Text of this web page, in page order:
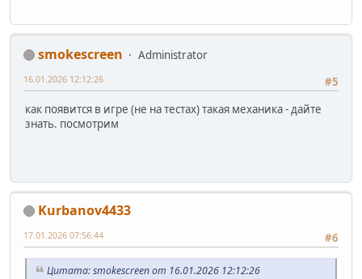
smokescreen
Administrator
#5
16.01.2026 12:12:26
как появится в игре (не на тестах) такая механика - дайте
знать. посмотрим
Kurbanov4433
#6
17.01.2026 07:56:44
Цитата: smokescreen от 16.01.2026 12:12:26